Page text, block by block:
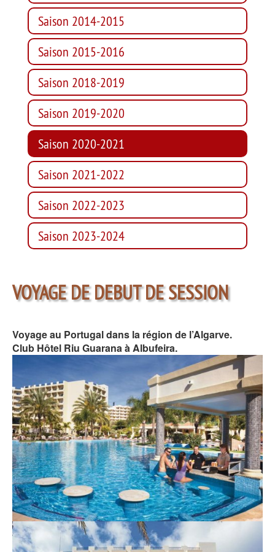
Saison 2014-2015
Saison 2015-2016
Saison 2018-2019
Saison 2019-2020
Saison 2020-2021
Saison 2021-2022
Saison 2022-2023
Saison 2023-2024
VOYAGE DE DEBUT DE SESSION
Voyage au Portugal dans la région de l’Algarve.
Club Hôtel Riu Guarana à Albufeira.